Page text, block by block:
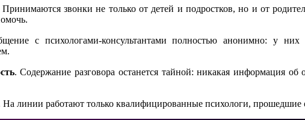
Принимаются звонки не только от детей и подростков, но и от
с психологами-консультантами полностью анонимно: у них
. Содержание разговора останется тайной: никакая информация
На линии работают только квалифицированные психологи, прошедшие